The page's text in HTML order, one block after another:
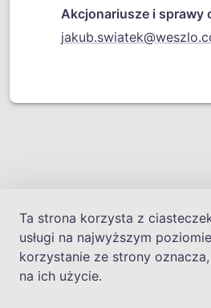
Akcjonariusze i sprawy
Ta strona korzysta z
usługi na najwyższym
korzystanie ze strony
na ich użycie.